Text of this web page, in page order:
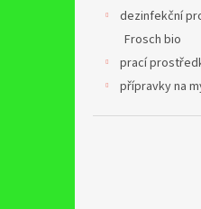
dezinfekční
Frosch bio
prací
přípravky na